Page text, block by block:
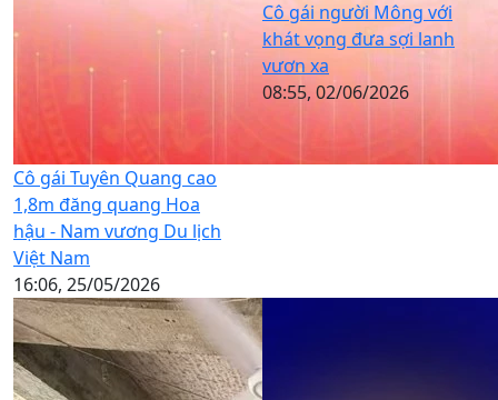
Cô gái Tuyên Quang cao
1,8m đăng quang Hoa
hậu - Nam vương Du lịch
Việt Nam
16:06, 25/05/2026
Cô gái người Mông với
khát vọng đưa sợi lanh
vươn xa
08:55, 02/06/2026